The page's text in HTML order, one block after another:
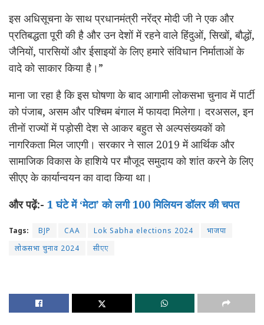
इस अधिसूचना के साथ प्रधानमंत्री नरेंद्र मोदी जी ने एक और
प्रतिबद्धता पूरी की है और उन देशों में रहने वाले हिंदुओं, सिखों, बौद्धों,
जैनियों, पारसियों और ईसाइयों के लिए हमारे संविधान निर्माताओं के
वादे को साकार किया है।”
माना जा रहा है कि इस घोषणा के बाद आगामी लोकसभा चुनाव में पार्टी
को पंजाब, असम और पश्चिम बंगाल में फायदा मिलेगा। दरअसल, इन
तीनों राज्यों में पड़ोसी देश से आकर बहुत से अल्पसंख्यकों को
नागरिकता मिल जाएगी। सरकार ने साल 2019 में आर्थिक और
सामाजिक विकास के हाशिये पर मौजूद समुदाय को शांत करने के लिए
सीएए के कार्यान्वयन का वादा किया था।
और पढ़ें:- 1 घंटे में ‘मेटा’ को लगी 100 मिलियन डॉलर की चपत
Tags: BJP CAA Lok Sabha elections 2024
भाजपा
लोकसभा चुनाव 2024
सीएए